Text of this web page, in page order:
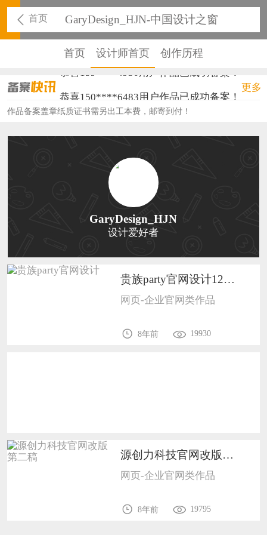
首页 GaryDesign_HJN-中国设计之窗
首页 设计师首页 创作历程
恭喜159****4930用户作品已成功备案！
恭喜150****6483用户作品已成功备案！
恭喜131****2473用户作品已成功备案！
恭喜133****6466用户作品已成功备案！
恭喜131****1475用户作品已成功备案！
恭喜133****8874用户作品已成功备案！
恭喜138****8638用户作品已成功备案！
恭喜133****9020用户作品已成功备案！
恭喜136****9807用户作品已成功备案！
更多
作品备案盖章纸质证书需另出工本费，邮寄到付！
GaryDesign_HJN
设计爱好者
贵族party官网设计1201
网页-企业官网类作品
8年前 19930
源创力科技官网改版第二稿1201
网页-企业官网类作品
8年前 19795